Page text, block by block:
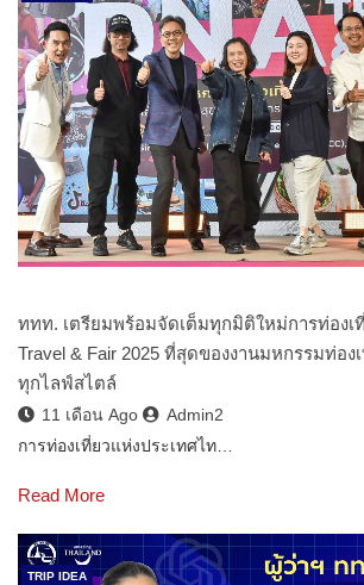
ททท. เตรียมพร้อมจัดเต็มทุกมิติใหม่การท่องเ
Travel & Fair 2025 ที่สุดของงานมหกรรมท่อ
ทุกไลฟ์สไตล์
11 เดือน Ago
Admin2
การท่องเที่ยวแห่งประเทศไท…
Read More
TRIP IDEA